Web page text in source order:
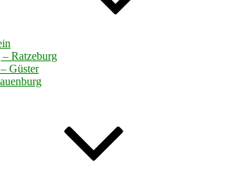
– Ratzeburg
Güster